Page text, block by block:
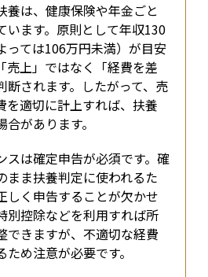
養は、健康保険や年金ごと
います。原則として年収130
っては106万円未満）が目安
売上」ではなく「経費を差
断されます。したがって、売
を適切に計上すれば、扶養
があります。
スは確定申告が必須です。確
まま扶養判定に使われるた
しく申告することが欠かせ
別控除などを利用すれば所
できますが、不適切な経費
め注意が必要です。